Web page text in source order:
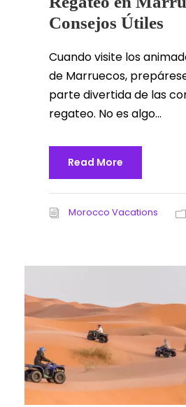
Consejos Útiles
Cuando visite los
de Marruecos,
parte divertida de las
regateo. No es algo...
Read More
Morocco Vacations